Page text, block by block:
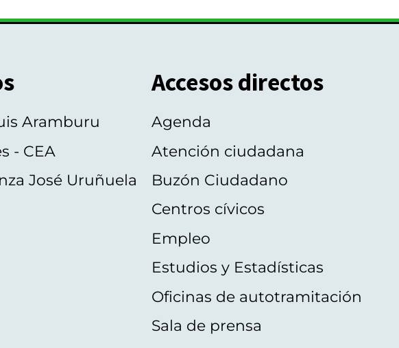
Aramburu
- CEA
José Uruñuela
Accesos directos
Agenda
Atención ciudadana
Buzón Ciudadano
Centros cívicos
Empleo
Estudios y Estadísticas
Oficinas de autotramitación
Sala de prensa